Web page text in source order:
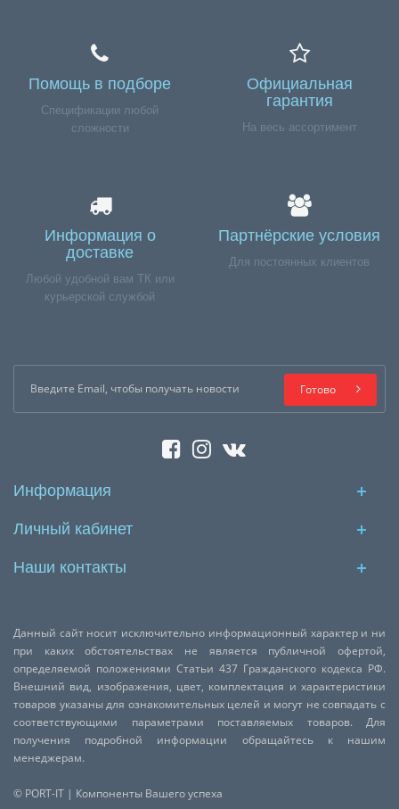
Помощь в подборе
Спецификации любой
сложности
Официальная
гарантия
На весь ассортимент
Информация о
доставке
Любой удобной вам ТК или
курьерской службой
Партнёрские условия
Для постоянных клиентов
Готово
Информация
Личный кабинет
Наши контакты
Данный сайт носит исключительно информационный характер и ни
при каких обстоятельствах не является публичной офертой,
определяемой положениями Статьи 437 Гражданского кодекса РФ.
Внешний вид, изображения, цвет, комплектация и характеристики
товаров указаны для ознакомительных целей и могут не совпадать с
соответствующими параметрами поставляемых товаров. Для
получения подробной информации обращайтесь к нашим
менеджерам.
© PORT-IT | Компоненты Вашего успеха